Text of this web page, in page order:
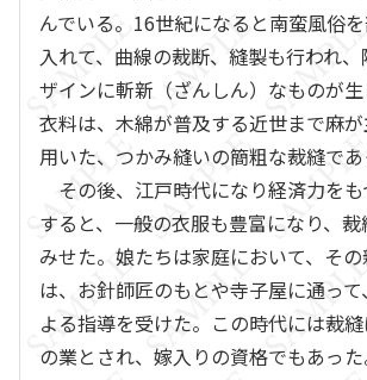
んでいる。16世紀になると南蛮風俗
入れて、曲線の裁断、縫製も行われ
ザインに斬新（ざんしん）なものが
衣料は、木綿が普及する近世まで麻
用いた、つかみ縫いの簡粗な裁縫であ
その後、江戸時代になり経済力を
すると、一般の衣服も豊富になり、
みせた。娘たちは家庭において、そ
は、お針師匠のもとや寺子屋に通っ
よる指導を受けた。この時代には裁
の業とされ、嫁入りの資格でもあっ